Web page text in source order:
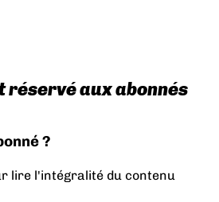
réservé aux abonnés
?
lire l'intégralité du contenu